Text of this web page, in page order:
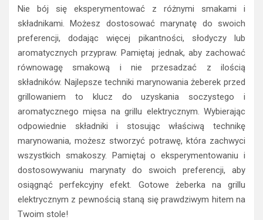
Nie bój się eksperymentować z różnymi smakami i
składnikami. Możesz dostosować marynatę do swoich
preferencji, dodając więcej pikantności, słodyczy lub
aromatycznych przypraw. Pamiętaj jednak, aby zachować
równowagę smakową i nie przesadzać z ilością
składników. Najlepsze techniki marynowania żeberek przed
grillowaniem to klucz do uzyskania soczystego i
aromatycznego mięsa na grillu elektrycznym. Wybierając
odpowiednie składniki i stosując właściwą technikę
marynowania, możesz stworzyć potrawę, która zachwyci
wszystkich smakoszy. Pamiętaj o eksperymentowaniu i
dostosowywaniu marynaty do swoich preferencji, aby
osiągnąć perfekcyjny efekt. Gotowe żeberka na grillu
elektrycznym z pewnością staną się prawdziwym hitem na
Twoim stole!